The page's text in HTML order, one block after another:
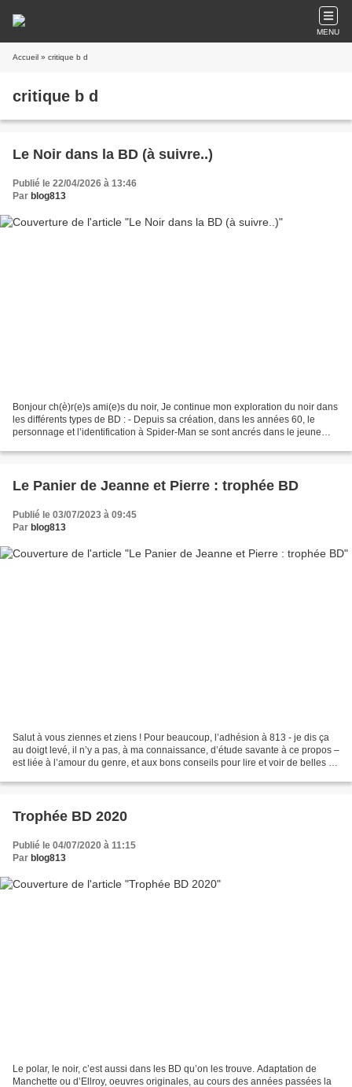
MENU
Accueil » critique b d
critique b d
Le Noir dans la BD (à suivre..)
Publié le 22/04/2026 à 13:46
Par blog813
Bonjour ch(è)r(e)s ami(e)s du noir, Je continue mon exploration du noir dans
les différents types de BD : - Depuis sa création, dans les années 60, le
personnage et l’identification à Spider-Man se sont ancrés dans le jeune
Le Panier de Jeanne et Pierre : trophée BD
Publié le 03/07/2023 à 09:45
Par blog813
Salut à vous ziennes et ziens ! Pour beaucoup, l’adhésion à 813 - je dis ça
au doigt levé, il n’y a pas, à ma connaissance, d’étude savante à ce propos –
est liée à l’amour du genre, et aux bons conseils pour lire et voir de belles et
Trophée BD 2020
Publié le 04/07/2020 à 11:15
Par blog813
Le polar, le noir, c’est aussi dans les BD qu’on les trouve. Adaptation de
Manchette ou d’Ellroy, oeuvres originales, au cours des années passées la